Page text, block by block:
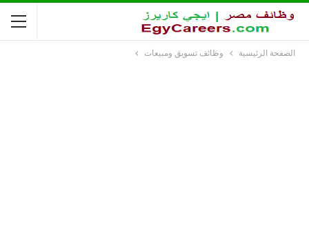
الصفحة الرئيسية وظائف تسويق ومبيعات